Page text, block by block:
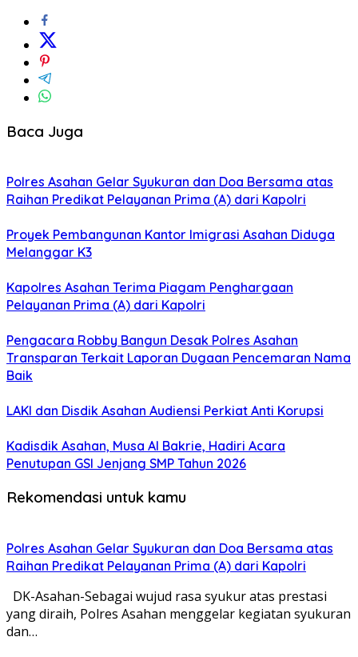
Baca Juga
Polres Asahan Gelar Syukuran dan Doa Bersama atas
Raihan Predikat Pelayanan Prima (A) dari Kapolri
Proyek Pembangunan Kantor Imigrasi Asahan Diduga
Melanggar K3
Kapolres Asahan Terima Piagam Penghargaan
Pelayanan Prima (A) dari Kapolri
Pengacara Robby Bangun Desak Polres Asahan
Transparan Terkait Laporan Dugaan Pencemaran Nama
Baik
LAKI dan Disdik Asahan Audiensi Perkiat Anti Korupsi
Kadisdik Asahan, Musa Al Bakrie, Hadiri Acara
Penutupan GSI Jenjang SMP Tahun 2026
Rekomendasi untuk kamu
Polres Asahan Gelar Syukuran dan Doa Bersama atas
Raihan Predikat Pelayanan Prima (A) dari Kapolri
DK-Asahan-Sebagai wujud rasa syukur atas prestasi
yang diraih, Polres Asahan menggelar kegiatan syukuran
dan…